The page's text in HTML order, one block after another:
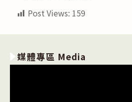
Post Views: 159
媒體專區 Media